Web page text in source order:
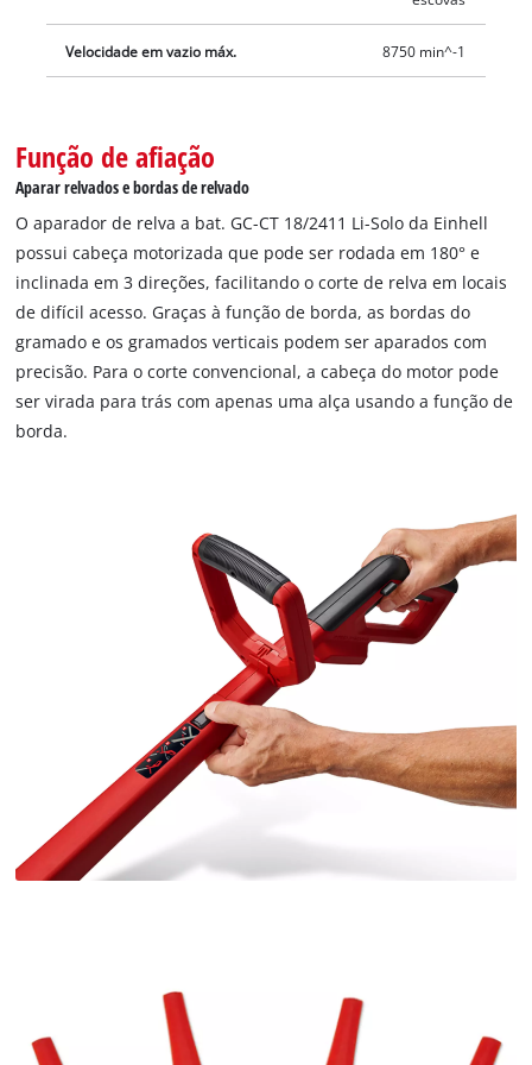
Velocidade em vazio máx. 8750 min^-1
Função de afiação
Aparar relvados e bordas de relvado
O aparador de relva a bat. GC-CT 18/2411 Li-Solo da Einhell
possui cabeça motorizada que pode ser rodada em 180° e
inclinada em 3 direções, facilitando o corte de relva em locais
de difícil acesso. Graças à função de borda, as bordas do
gramado e os gramados verticais podem ser aparados com
precisão. Para o corte convencional, a cabeça do motor pode
ser virada para trás com apenas uma alça usando a função de
borda.